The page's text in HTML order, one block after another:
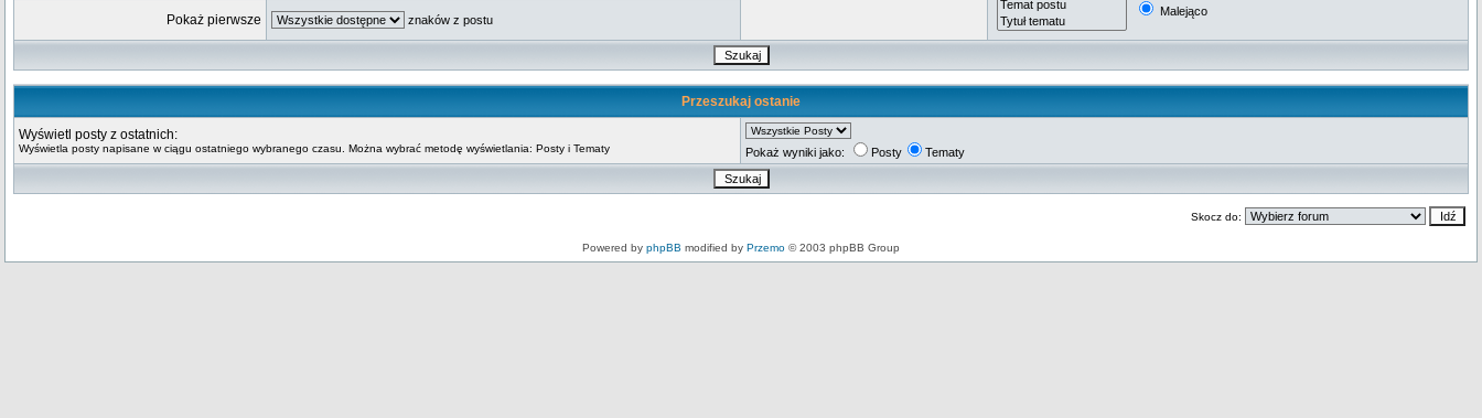
Malejąco
Pokaż pierwsze znaków z postu
Przeszukaj ostanie
Wyświetl posty z ostatnich:
Wyświetla posty napisane w ciągu ostatniego wybranego czasu. Można wybrać metodę wyświetlania: Posty i Tematy Pokaż wyniki jako: Posty Tematy
Skocz do:
Powered by phpBB modified by Przemo © 2003 phpBB Group